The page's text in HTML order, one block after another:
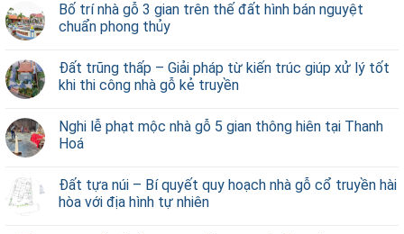
Bố trí nhà gỗ 3 gian trên thế đất hình bán nguyệt
chuẩn phong thủy
Đất trũng thấp – Giải pháp từ kiến trúc giúp xử lý tốt
khi thi công nhà gỗ kẻ truyền
Nghi lễ phạt mộc nhà gỗ 5 gian thông hiên tại Thanh
Hoá
Đất tựa núi – Bí quyết quy hoạch nhà gỗ cổ truyền hài
hòa với địa hình tự nhiên